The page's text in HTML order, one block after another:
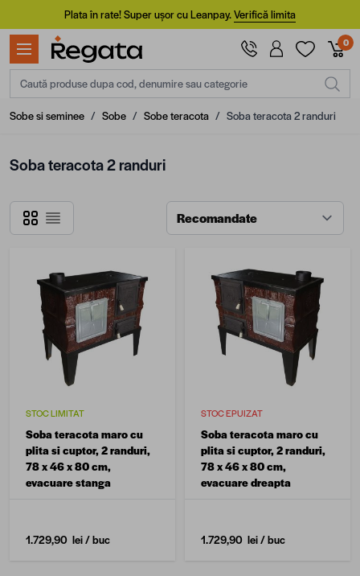
Mergi la ConținutPlata în rate! Super ușor cu Leanpay.Verifică limita
0
Caută produse dupa cod, denumire sau categorie
Sobe si seminee / Sobe / Sobe teracota / Soba teracota 2 randuri
Soba teracota 2 randuri
Grilă
Listă
STOC LIMITAT
Soba teracota maro cu
plita si cuptor, 2 randuri,
78 x 46 x 80 cm,
evacuare stanga
1.729,90 lei/ buc
STOC EPUIZAT
Soba teracota maro cu
plita si cuptor, 2 randuri,
78 x 46 x 80 cm,
evacuare dreapta
1.729,90 lei/ buc